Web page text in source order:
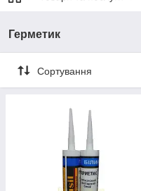
Герметик
Сортування